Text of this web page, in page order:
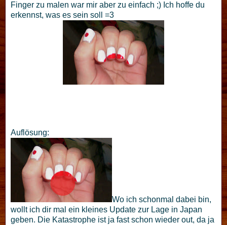
Finger zu malen war mir aber zu einfach ;) Ich hoffe du
erkennst, was es sein soll =3
Auflösung:
Wo ich schonmal dabei bin,
wollt ich dir mal ein kleines Update zur Lage in Japan
geben. Die Katastrophe ist ja fast schon wieder out, da ja